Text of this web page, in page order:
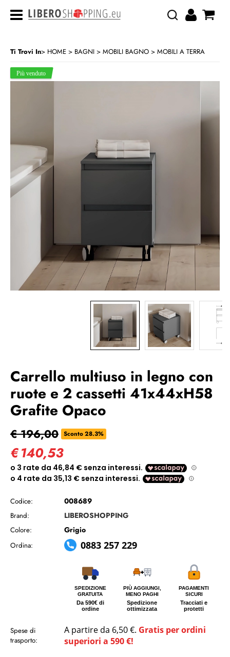
CATEGORIA:
Ti Trovi In HOME BAGNI MOBILI BAGNO MOBILI A TERRA
Carrello multiuso in legno con
ruote e 2 cassetti 41x44xH58
Grafite Opaco
€ 196,00 Sconto 28.3%
€140,53
Codice: 008689
Brand: LIBEROSHOPPING
Colore: Grigio
Ordina: 0883 257 229
SPEDIZIONE
GRATUITA
Da 590€ di
ordine
PIÙ AGGIUNGI,
MENO PAGHI
Spedizione
ottimizzata
PAGAMENTI
SICURI
Tracciati e
protetti
Spese di
trasporto:
A partire da 6,50 €. Gratis per ordini
superiori a 590 €!